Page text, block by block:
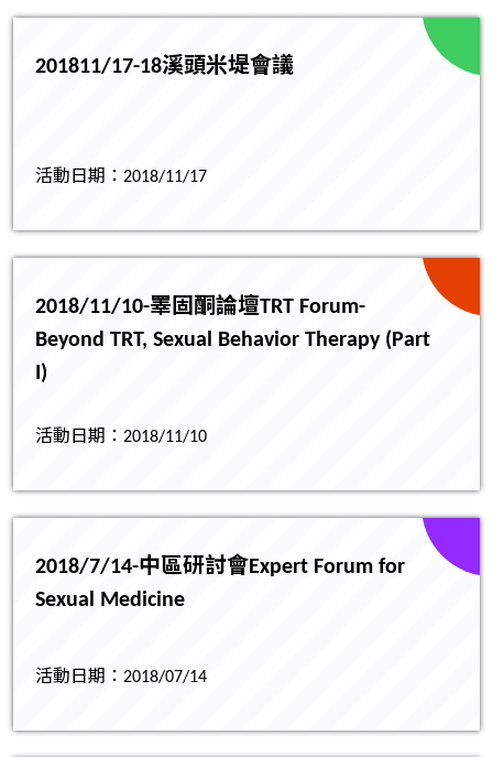
201811/17-18溪頭米堤會議
活動日期：2018/11/17
2018/11/10-睪固酮論壇TRT Forum-
Beyond TRT, Sexual Behavior Therapy (Part
I)
活動日期：2018/11/10
2018/7/14-中區研討會Expert Forum for
Sexual Medicine
活動日期：2018/07/14